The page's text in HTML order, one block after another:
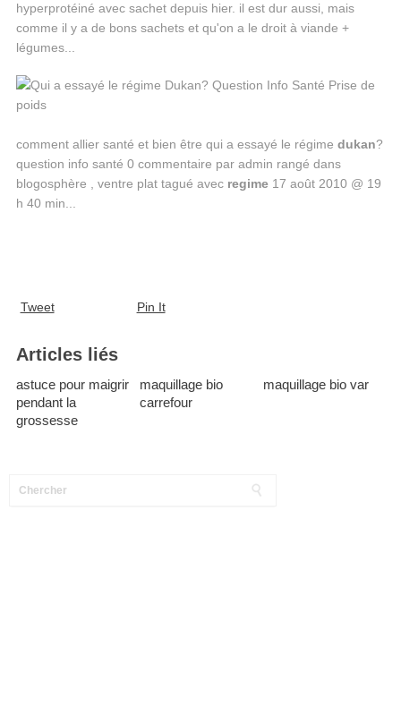
hyperprotéiné avec sachet depuis hier. il est dur aussi, mais
comme il y a de bons sachets et qu'on a le droit à viande +
légumes...
comment allier santé et bien être qui a essayé le régime dukan?
question info santé 0 commentaire par admin rangé dans
blogosphère , ventre plat tagué avec regime17 août 2010 @ 19
h 40 min...
Tweet Pin It
Articles liés
astuce pour maigrir
pendant la
grossesse
maquillage bio
carrefour
maquillage bio var